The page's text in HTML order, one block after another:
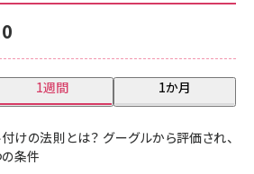
1週間 1か月
けの法則とは？ グーグルから評価され、
条件